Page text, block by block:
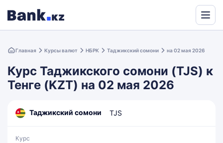
Translate
Главная Курсы валют НБРК Таджикский сомони на 02 мая 2026
Курс Таджикского сомони (TJS) к
Тенге (KZT) на 02 мая 2026
Таджикский сомони TJS
Курс